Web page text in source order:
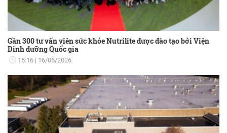
Gần 300 tư vấn viên sức khỏe Nutrilite được đào tạo bởi Viện
Dinh dưỡng Quốc gia
15:16 16/06/2026